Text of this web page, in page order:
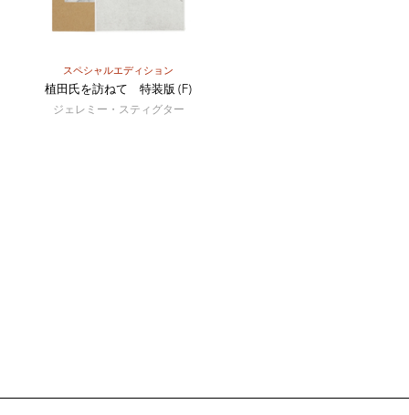
スペシャルエディション
植田氏を訪ねて 特装版 (F)
ジェレミー・スティグター